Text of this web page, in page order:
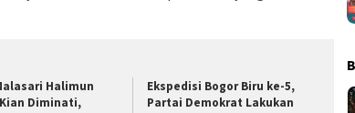
Halimun
Diminati,
Ekspedisi Bogor Biru ke-5,
Partai Demokrat Lakukan